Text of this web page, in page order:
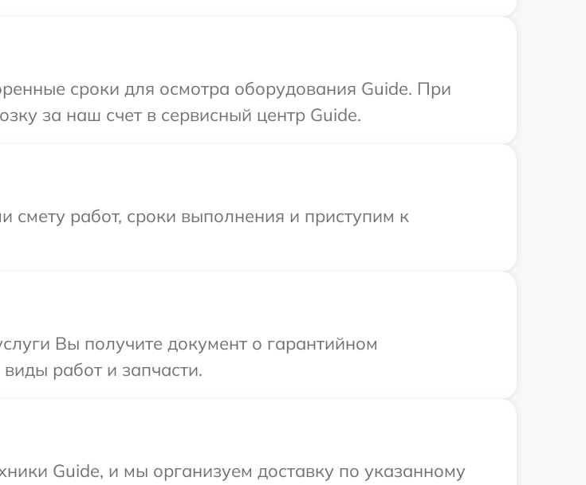
сроки для осмотра оборудования Guide. При
за наш счет в сервисный центр Guide.
смету работ, сроки выполнения и приступим к
Вы получите документ о гарантийном
работ и запчасти.
Guide, и мы организуем доставку по указанному